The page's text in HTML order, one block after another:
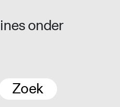
onder
Zoek